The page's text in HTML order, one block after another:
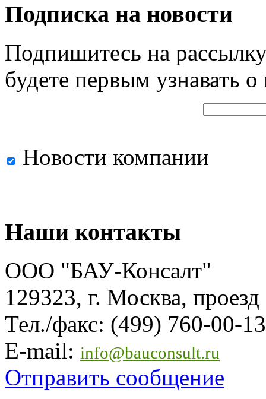
Подписка на новости
Подпишитесь на
будете первым узнавать
Новости компании
Наши контакты
ООО "БАУ-Консалт"
129323, г. Москва,
Тел./факс: (499) 760-00-
E-mail: info@bauconsult.ru
Отправить сообщение